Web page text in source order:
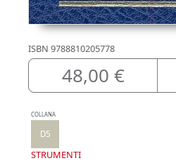
ISBN 9788810205778
48,00 €
COLLANA
D5
STRUMENTI